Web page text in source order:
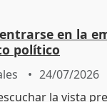
en la
político
24/07/2026